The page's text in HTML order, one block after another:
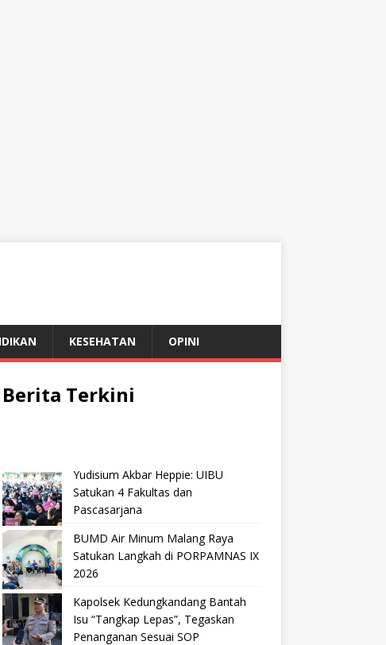
KESEHATAN OPINI
Berita Terkini
Yudisium Akbar Heppie: UIBU
Satukan 4 Fakultas dan
Pascasarjana
BUMD Air Minum Malang Raya
Satukan Langkah di PORPAMNAS IX
2026
Kapolsek Kedungkandang Bantah
Isu “Tangkap Lepas”, Tegaskan
Penanganan Sesuai SOP